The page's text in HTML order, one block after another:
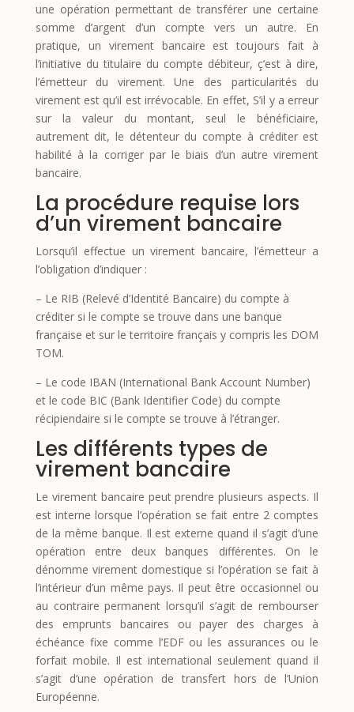
une opération permettant de transférer une certaine
somme d’argent d’un compte vers un autre. En
pratique, un virement bancaire est toujours fait à
l’initiative du titulaire du compte débiteur, ç’est à dire,
l’émetteur du virement. Une des particularités du
virement est qu’il est irrévocable. En effet, S’il y a erreur
sur la valeur du montant, seul le bénéficiaire,
autrement dit, le détenteur du compte à créditer est
habilité à la corriger par le biais d’un autre virement
bancaire.
La procédure requise lors
d’un virement bancaire
Lorsqu’il effectue un virement bancaire, l’émetteur a
l’obligation d’indiquer :
– Le RIB (Relevé d’Identité Bancaire) du compte à
créditer si le compte se trouve dans une banque
française et sur le territoire français y compris les DOM
TOM.
– Le code IBAN (International Bank Account Number)
et le code BIC (Bank Identifier Code) du compte
récipiendaire si le compte se trouve à l’étranger.
Les différents types de
virement bancaire
Le virement bancaire peut prendre plusieurs aspects. Il
est interne lorsque l’opération se fait entre 2 comptes
de la même banque. Il est externe quand il s’agit d’une
opération entre deux banques différentes. On le
dénomme virement domestique si l’opération se fait à
l’intérieur d’un même pays. Il peut être occasionnel ou
au contraire permanent lorsqu’il s’agit de rembourser
des emprunts bancaires ou payer des charges à
échéance fixe comme l’EDF ou les assurances ou le
forfait mobile. Il est international seulement quand il
s’agit d’une opération de transfert hors de l’Union
Européenne.